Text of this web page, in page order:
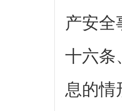
产安全
十六条
息的情